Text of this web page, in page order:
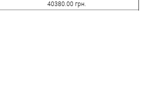
40380.00 грн.